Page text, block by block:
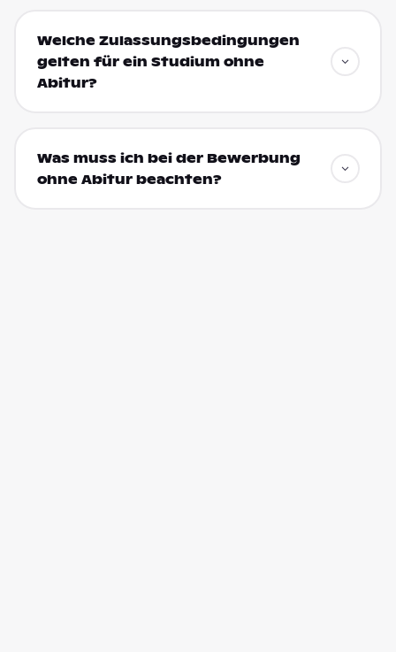
Welche Zulassungsbedingungen
gelten für ein Studium ohne
Abitur?
Was muss ich bei der Bewerbung
ohne Abitur beachten?